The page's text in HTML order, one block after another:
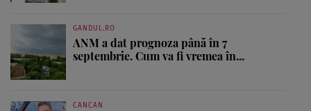
GANDUL.RO
ANM a dat prognoza până în 7
septembrie. Cum va fi vremea în...
CANCAN